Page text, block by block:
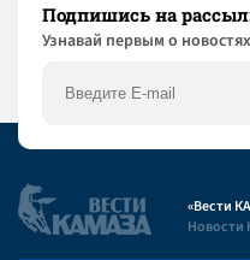
Подпишись на
Узнaвай первым о
«Вести
Новости